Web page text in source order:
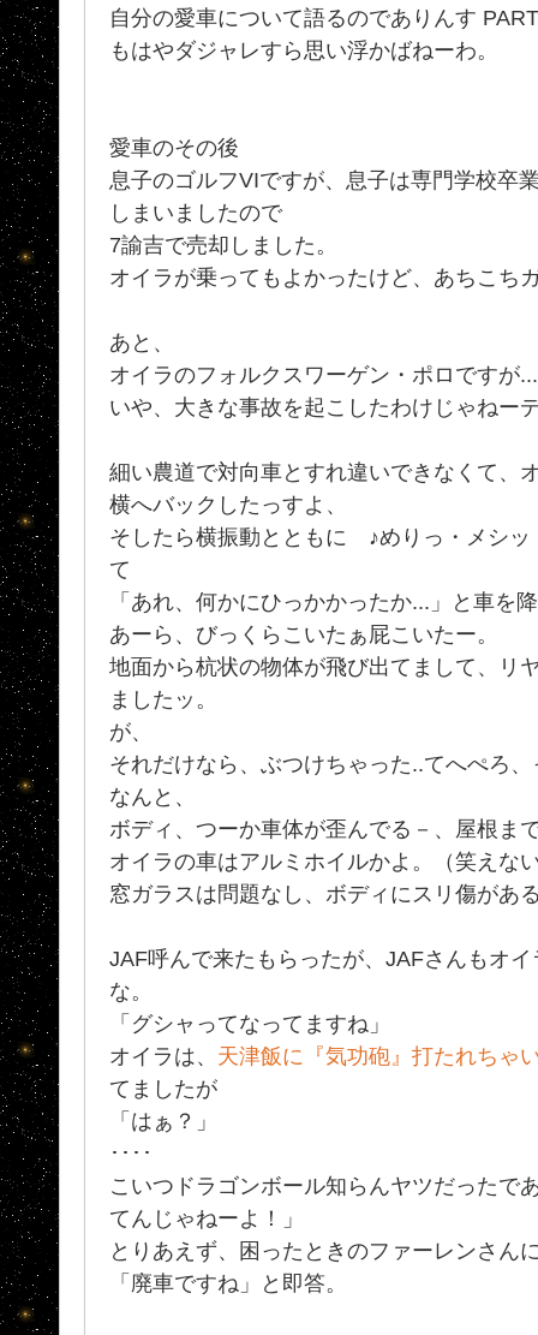
自分の愛車について語るのでありんす
もはやダジャレすら思い浮かばねーわ。
愛車のその後
息子のゴルフVIですが、息子は専門学校卒
しまいましたので
7諭吉で売却しました。
オイラが乗ってもよかったけど、あちこち
あと、
オイラのフォルクスワーゲン・ポロです
いや、大きな事故を起こしたわけじゃねー
細い農道で対向車とすれ違いできなくて、
横へバックしたっすよ、
そしたら横振動とともに ♪めりっ・メシ
て
「あれ、何かにひっかかったか...」と車を
あーら、びっくらこいたぁ屁こいたー。
地面から杭状の物体が飛び出てまして、リ
ましたッ。
が、
それだけなら、ぶつけちゃった..てへぺろ
なんと、
ボディ、つーか車体が歪んでる－、屋根ま
オイラの車はアルミホイルかよ。（笑えな
窓ガラスは問題なし、ボディにスリ傷があ
JAF呼んで来たもらったが、JAFさんもオ
な。
「グシャってなってますね」
オイラは、 天津飯に『気功砲』打たれちゃ
てましたが
「はぁ？」
････
こいつドラゴンボール知らんヤツだったで
てんじゃねーよ！」
とりあえず、困ったときのファーレンさん
「廃車ですね」と即答。